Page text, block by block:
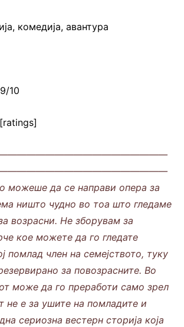
комедија, авантура
9/10
[ratings]
да се направи опера за
ништо чудно во тоа што гледаме
возрасни. Не зборувам за
кое можете да го гледате
помлад член на семејството, туку
за повозрасните. Во
може да го преработи само зрел
не е за ушите на помладите и
сериозна вестерн сторија која